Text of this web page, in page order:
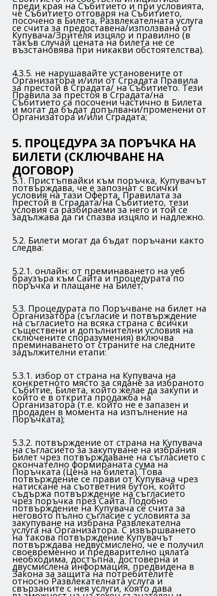
преди края на Събитието и при условията,
че Събитието отговаря на Събитието,
посочено в Билета, Развлекателната услуга
се счита за предоставена/използвана от
Купувача/Зрителя изцяло и правилно (в
такъв случай цената на билета не се
възстановява при никакви обстоятелства).
4.3.5. не нарушавайте установените от
Организатора и/или от Сградата Правила
за престой в Сградата/ на Събитието. Тези
Правила за престоя в Сградата/на
Събитието са посочени частично в Билета
и могат да бъдат допълвани/променени от
Организатора и/или Сградата;
5. ПРОЦЕДУРА ЗА ПОРЪЧКА НА
БИЛЕТИ (СКЛЮЧВАНЕ НА
ДОГОВОР)
5.1. Пристъпвайки към поръчка, Купувачът
потвърждава, че е запознат с всички
условия на тази Оферта, Правилата за
престой в Сградата/на Събитието, тези
условия са разбираеми за него и той се
задължава да ги спазва изцяло и надлежно.
5.2. Билети могат да бъдат поръчани както
следва:
5.2.1. онлайн: от преминаването на уеб
браузъра към Сайта и процедурата по
поръчка и плащане на Билет;
5.3. Процедурата по Поръчване на билет на
Организатора (съгласие и потвърждение
на съгласието на всяка страна с всички
съществени и допълнителни условия на
сключените споразумения) включва
преминаването от страните на следните
задължителни етапи:
5.3.1. избор от страна на Купувача на
конкретното място за сядане за избраното
Събитие, Билета, който желае да закупи и
който е в открита продажба на
Организатора (т.е. който не е запазен и
продаден в момента на изпълнение на
Поръчката);
5.3.2. потвърждение от страна на Купувача
на съгласието за закупуване на избрания
Билет чрез потвърждаване на съгласието с
окончателно формираната сума на
Поръчката (Цена на билета). Това
потвърждение се прави от Купувача чрез
натискане на съответния бутон, който
съдържа потвърждение на съгласието
чрез поръчка през Сайта. Подобно
потвърждение на Купувача се счита за
неговото пълно съгласие с условията за
закупуване на избрана Развлекателна
услуга на Организатора. С извършването
на такова потвърждение Купувачът
потвърждава недвусмислено, че е получил
своевременно и предварително цялата
необходима, достъпна, достоверна и
двусмислена информация, предвидена в
Закона за защита на потребителите
относно Развлекателната услуга и
свързаните с нея услуги, която дава